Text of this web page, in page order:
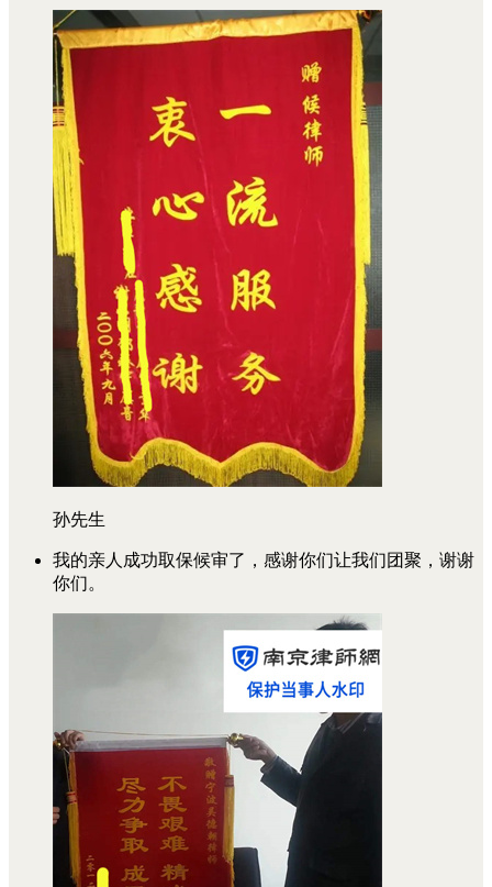
孙先生
我的亲人成功取保候审了，感谢你们让我们团聚，谢谢
你们。